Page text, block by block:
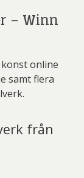
– Winn
online
samt flera
från